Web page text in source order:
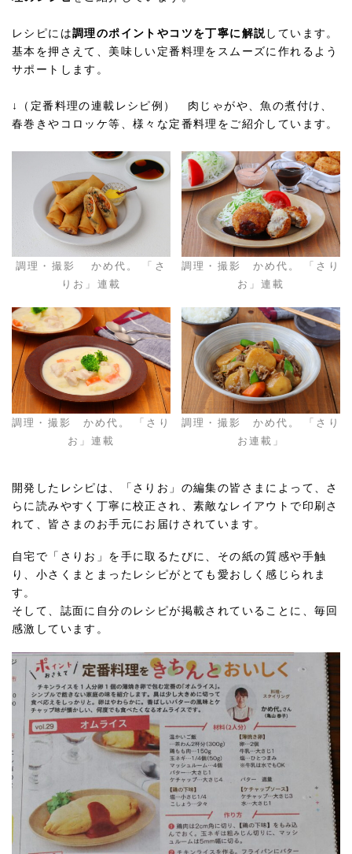
レシピには調理のポイントやコツを丁寧に解説 しています。
基本を押さえて、美味しい定番料理をスムーズに作れるよう
サポートします。
↓（定番料理の連載レシピ例） 肉じゃがや、魚の煮付け、
春巻きやコロッケ等、様々な定番料理をご紹介しています。
調理・撮影 かめ代。 「さ
りお」連載
調理・撮影 かめ代。 「さり
お」連載
調理・撮影 かめ代。 「さり
お」連載
調理・撮影 かめ代。 「さり
お連載」
開発したレシピは、「さりお」の編集の皆さまによって、さ
らに読みやすく丁寧に校正され、素敵なレイアウトで印刷さ
れて、皆さまのお手元にお届けされています。
自宅で「さりお」を手に取るたびに、その紙の質感や手触
り、小さくまとまったレシピがとても愛おしく感じられま
す。
そして、誌面に自分のレシピが掲載されていることに、毎回
感激しています。